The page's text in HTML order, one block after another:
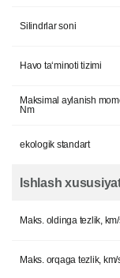
Silindrlar soni
Havo ta‘minoti tizimi
Maksimal aylanish
Nm
ekologik standart
Ishlash
Maks. oldinga tezlik,
Maks. orqaga tezlik,